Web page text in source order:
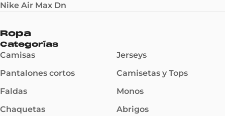
Nike Air Max Dn
Ropa
Categorías
Camisas
Pantalones cortos
Faldas
Chaquetas
Jerseys
Camisetas y Tops
Monos
Abrigos